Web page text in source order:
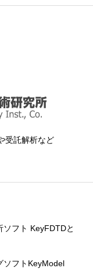
受託解析など
ソフト KeyFDTDと
ソフトKeyModel